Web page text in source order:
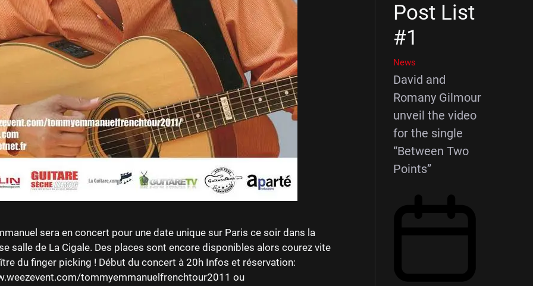
sera en concert pour une date unique sur Paris ce soir dans la
salle de La Cigale. Des places sont encore disponibles alors courez vite
du finger picking ! Début du concert à 20h Infos et réservation:
tommyemmanuelfrenchtour2011 ou
Post List
#1
News
David and
Romany Gilmour
unveil the video
for the single
“Between Two
Points”